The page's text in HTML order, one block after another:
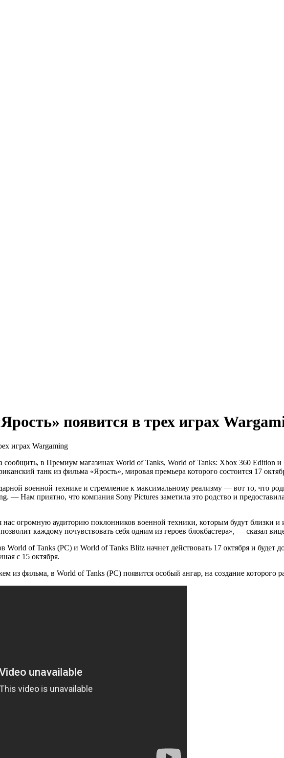
появится в трех играх
в Премиум магазинах World of Tanks, World of Tanks: Xbox 360 Edition и
танк из фильма «Ярость», мировая премьера которого состоится 17
военной технике и стремление к максимальному реализму — вот то, что
— Нам приятно, что компания Sony Pictures заметила это родство и
нас огромную аудиторию поклонников военной техники, которым будут близки
каждому почувствовать себя одним из героев блокбастера», — сказал
of Tanks (PC) и World of Tanks Blitz начнет действовать 17 октября и будет
с 15 октября.
из фильма, в World of Tanks (PC) появится особый ангар, на создание которого